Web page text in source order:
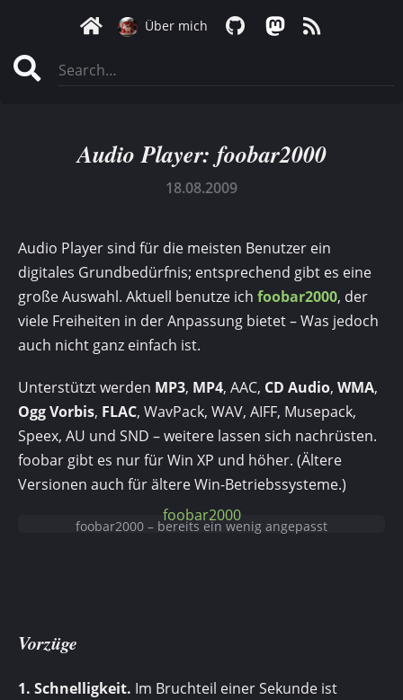
Über mich
Audio Player: foobar2000
18.08.2009
Audio Player sind für die meisten Benutzer ein
digitales Grundbedürfnis; entsprechend gibt es eine
große Auswahl. Aktuell benutze ich foobar2000, der
viele Freiheiten in der Anpassung bietet – Was jedoch
auch nicht ganz einfach ist.
Unterstützt werden MP3, MP4, AAC, CD Audio, WMA,
Ogg Vorbis, FLAC, WavPack, WAV, AIFF, Musepack,
Speex, AU und SND – weitere lassen sich nachrüsten.
foobar gibt es nur für Win XP und höher. (Ältere
Versionen auch für ältere Win-Betriebssysteme.)
foobar2000
foobar2000 – bereits ein wenig angepasst
Vorzüge
1. Schnelligkeit. Im Bruchteil einer Sekunde ist